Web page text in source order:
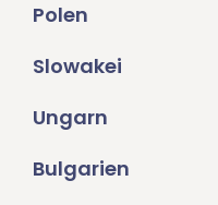
Polen
Slowakei
Ungarn
Bulgarien